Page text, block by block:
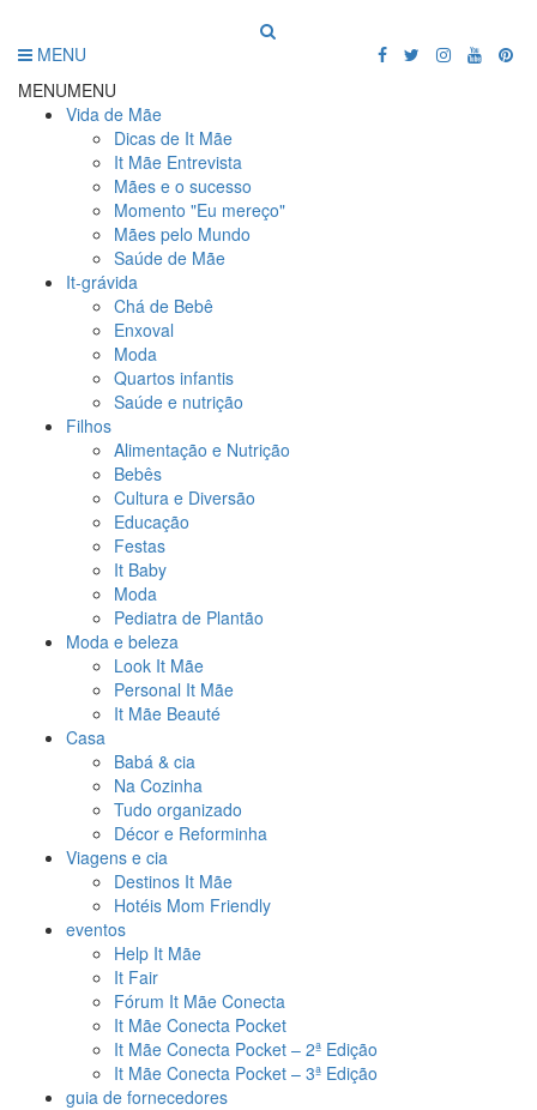
MENU
MENUMENU
Vida de Mãe
Dicas de It Mãe
It Mãe Entrevista
Mães e o sucesso
Momento "Eu mereço"
Mães pelo Mundo
Saúde de Mãe
It-grávida
Chá de Bebê
Enxoval
Moda
Quartos infantis
Saúde e nutrição
Filhos
Alimentação e Nutrição
Bebês
Cultura e Diversão
Educação
Festas
It Baby
Moda
Pediatra de Plantão
Moda e beleza
Look It Mãe
Personal It Mãe
It Mãe Beauté
Casa
Babá & cia
Na Cozinha
Tudo organizado
Décor e Reforminha
Viagens e cia
Destinos It Mãe
Hotéis Mom Friendly
eventos
Help It Mãe
It Fair
Fórum It Mãe Conecta
It Mãe Conecta Pocket
It Mãe Conecta Pocket – 2ª Edição
It Mãe Conecta Pocket – 3ª Edição
guia de fornecedores